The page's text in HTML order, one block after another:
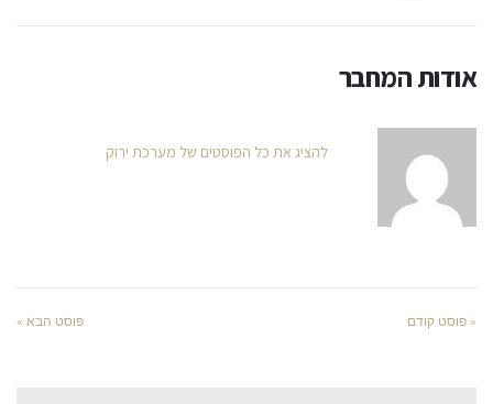
אודות המחבר
להציג את כל הפוסטים של מערכת ירוק
« פוסט קודם פוסט הבא »